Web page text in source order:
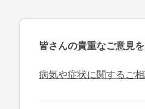
皆さんの貴重なご意見
病気や症状に関するご